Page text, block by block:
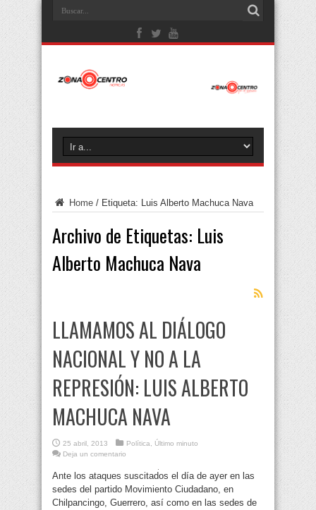
Home / Etiqueta: Luis Alberto Machuca Nava
Archivo de Etiquetas: Luis
Alberto Machuca Nava
LLAMAMOS AL DIÁLOGO
NACIONAL Y NO A LA
REPRESIÓN: LUIS ALBERTO
MACHUCA NAVA
25 abril, 2013 Política, Último minuto
Deja un comentario
Ante los ataques suscitados el día de ayer en las
sedes del partido Movimiento Ciudadano, en
Chilpancingo, Guerrero, así como en las sedes de